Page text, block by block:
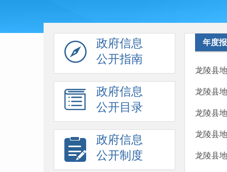
政府信息
公开指南
政府信息
公开目录
政府信息
公开制度
年度
龙陵县
龙陵县
龙陵县
龙陵县
龙陵县